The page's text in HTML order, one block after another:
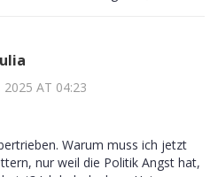
AT 04:23
Warum muss ich jetzt
nur weil die Politik Angst hat,